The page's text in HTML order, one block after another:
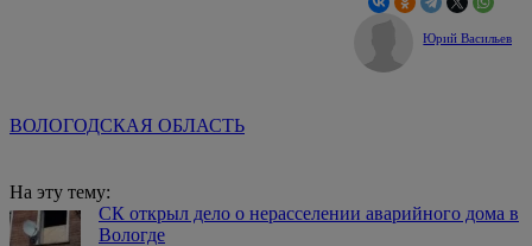
Юрий Васильев
ВОЛОГОДСКАЯ ОБЛАСТЬ
На эту тему:
СК открыл дело о нерасселении аварийного дома в
Вологде